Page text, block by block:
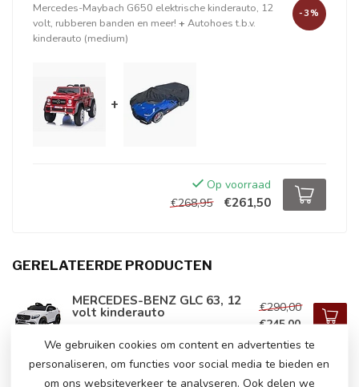
Mercedes-Maybach G650 elektrische kinderauto, 12
volt, rubberen banden en meer! + Autohoes t.b.v.
kinderauto (medium)
-3%
+
Op voorraad
€268,95
€261,50
GERELATEERDE PRODUCTEN
MERCEDES-BENZ GLC 63, 12
volt kinderauto
€290,00
€245,00
We gebruiken cookies om content en advertenties te
personaliseren, om functies voor social media te bieden en
om ons websiteverkeer te analyseren. Ook delen we